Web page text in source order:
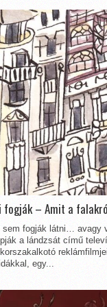
fogják – Amit a
sem fogják látni… avagy
a lándzsát című
egy...